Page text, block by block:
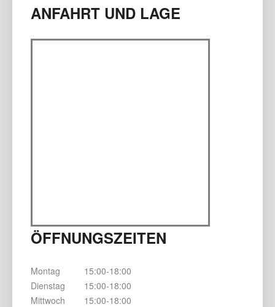
ANFAHRT UND LAGE
ÖFFNUNGSZEITEN
Montag
15:00-18:00
Dienstag
15:00-18:00
Mittwoch
15:00-18:00